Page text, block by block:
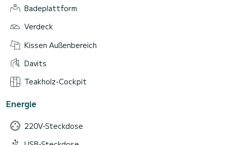
Badeplattform
Verdeck
Kissen Außenbereich
Davits
Teakholz-Cockpit
Energie
220V-Steckdose